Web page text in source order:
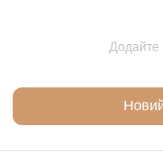
Додайте